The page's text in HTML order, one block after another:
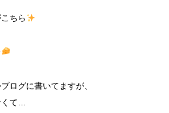
ちら
ログに書いてますが、
て…